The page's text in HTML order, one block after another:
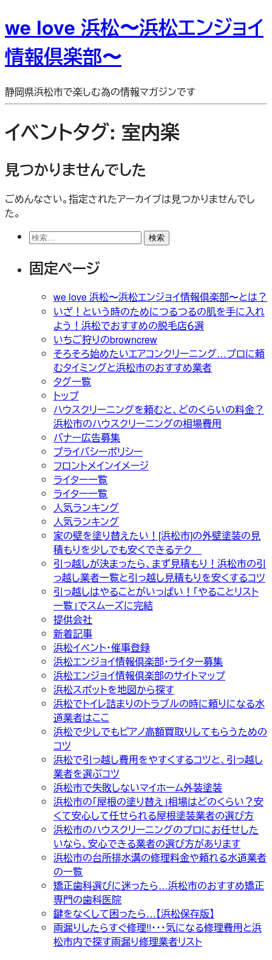
we love 浜松〜浜松エンジョイ
情報倶楽部〜
静岡県浜松市で楽しむ為の情報マガジンです
イベントタグ: 室内楽
見つかりませんでした
ごめんなさい。指定されたアーカイブは見つかりませんでし
た。
検
固定ページ
we love 浜松〜浜松エンジョイ情報倶楽部〜とは？
いざ！という時のためにつるつるの肌を手に入れ
よう！浜松でおすすめの脱毛店６選
いちご狩りのbrowncrew
そろそろ始めたいエアコンクリーニング…プロに頼
むタイミングと浜松市のおすすめ業者
タグ一覧
トップ
ハウスクリーニングを頼むと、どのくらいの料金？
浜松市のハウスクリーニングの相場費用
バナー広告募集
プライバシーポリシー
フロントメインイメージ
ライター一覧
ライター一覧
人気ランキング
人気ランキング
家の壁を塗り替えたい！[浜松市]の外壁塗装の見
積もりを少しでも安くできるテク
引っ越しが決まったら、まず見積もり！浜松市の引
っ越し業者一覧と引っ越し見積もりを安くするコツ
引っ越しはやることがいっぱい！「やることリスト
一覧」でスムーズに完結
提供会社
新着記事
浜松イベント・催事登録
浜松エンジョイ情報倶楽部・ライター募集
浜松エンジョイ情報倶楽部のサイトマップ
浜松スポットを地図から探す
浜松でトイレ詰まりのトラブルの時に頼りになる水
道業者はここ
浜松で少しでもピアノ高額買取りしてもらうための
コツ
浜松で引っ越し費用をやすくするコツと、引っ越し
業者を選ぶコツ
浜松市で失敗しないマイホーム外装塗装
浜松市の「屋根の塗り替え」相場はどのくらい？安
くて安心して任せられる屋根塗装業者の選び方
浜松市のハウスクリーニングのプロにお任せした
いなら、安心できる業者の選び方があります
浜松市の台所排水溝の修理料金や頼れる水道業者
の一覧
矯正歯科選びに迷ったら…浜松市のおすすめ矯正
専門の歯科医院
鍵をなくして困ったら…【浜松保存版】
雨漏りしたらすぐ修理!!・・・気になる修理費用と浜
松市内で探す雨漏り修理業者リスト